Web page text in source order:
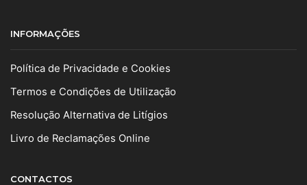
INFORMAÇÕES
Política de Privacidade e Cookies
Termos e Condições de Utilização
Resolução Alternativa de Litígios
Livro de Reclamações Online
CONTACTOS